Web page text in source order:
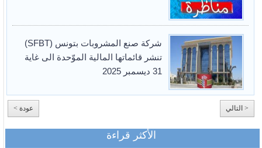
شركة صنع المشروبات بتونس (SFBT)
تنشر قائماتها المالية الموّحدة الى غاية
31 ديسمبر 2025
عودة > < التالي
الأكثر قراءة